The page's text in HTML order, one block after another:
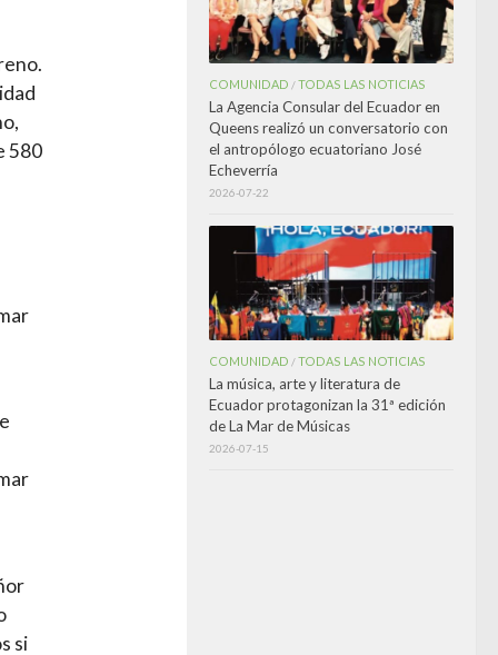
580
si
COMUNIDAD /TODAS LAS NOTICIAS
La Agencia Consular del Ecuador en
Queens realizó un conversatorio con
el antropólogo ecuatoriano José
Echeverría
2026-07-22
COMUNIDAD /TODAS LAS NOTICIAS
La música, arte y literatura de
Ecuador protagonizan la 31ª edición
de La Mar de Músicas
2026-07-15